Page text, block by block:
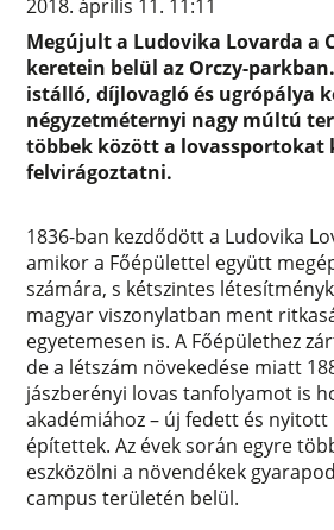
2018. április 11. 11:11
Megújult a Ludovika Lovarda a
keretein belül az Orczy-
istálló, díjlovagló és ugrópálya
négyzetméternyi nagy múltú
többek között a lovassportokat
felvirágoztatni.
1836-ban kezdődött a Ludovika
amikor a Főépülettel együtt
számára, s kétszintes
magyar viszonylatban ment
egyetemesen is. A Főépülethez
de a létszám növekedése miatt
jászberényi lovas tanfolyamot is
akadémiához – új fedett és
építettek. Az évek során egyre
eszközölni a növendékek
campus területén belül.